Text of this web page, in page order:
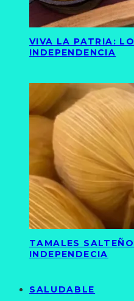
VIVA LA PATRIA:
INDEPENDENCIA
TAMALES
INDEPENDECIA
SALUDABLE